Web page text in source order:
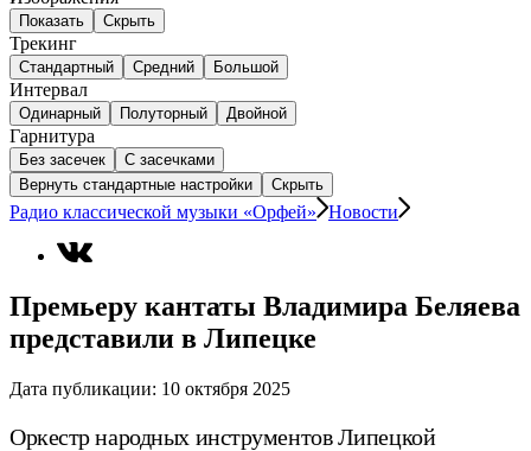
Показать Скрыть
Трекинг
Стандартный Средний Большой
Интервал
Одинарный Полуторный Двойной
Гарнитура
Без засечек
С засечками
Вернуть стандартные настройки
Скрыть
Радио классической музыки «Орфей» Новости
Премьеру кантаты Владимира Беляева
представили в Липецке
Дата публикации: 10 октября 2025
Оркестр народных инструментов Липецкой